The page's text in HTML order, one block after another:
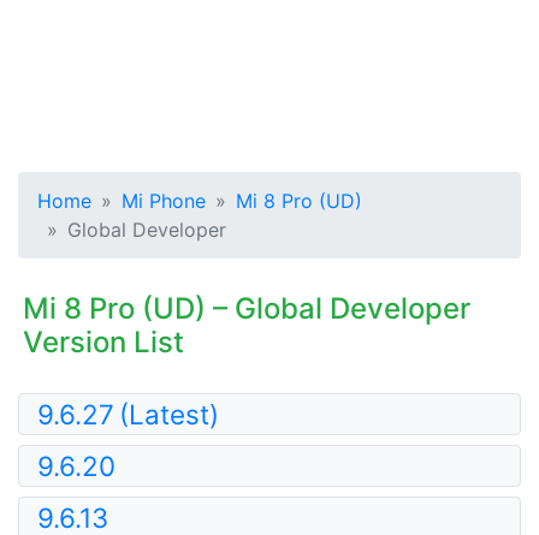
Home Mi Phone
Mi 8 Pro (UD)
Global Developer
Mi 8 Pro (UD) – Global Developer
Version List
9.6.27 (Latest)
9.6.20
9.6.13